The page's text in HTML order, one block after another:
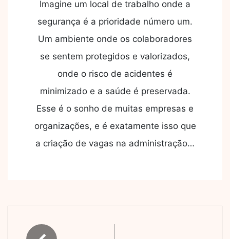
Imagine um local de trabalho onde a
segurança é a prioridade número um.
Um ambiente onde os colaboradores
se sentem protegidos e valorizados,
onde o risco de acidentes é
minimizado e a saúde é preservada.
Esse é o sonho de muitas empresas e
organizações, e é exatamente isso que
a criação de vagas na administração…